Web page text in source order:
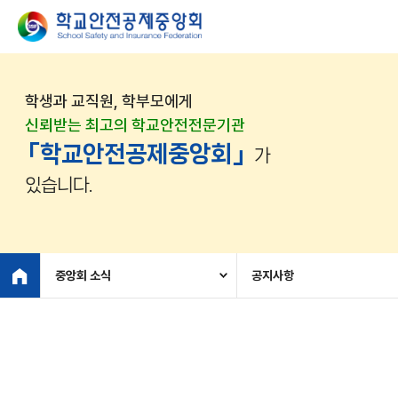
학생과 교직원, 학부모에게
신뢰받는 최고의 학교안전전문기관
「학교안전공제중앙회」
가
있습니다.
중앙회 소식 공지사항